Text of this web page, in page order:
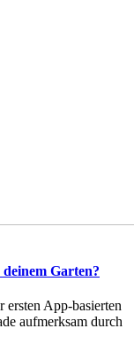
Garten?
ersten App-basierten
aufmerksam durch